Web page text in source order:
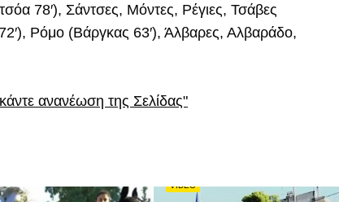
78′), Σάντσες, Μόντες, Ρέγιες, Τσάβες
Ρόμο (Βάργκας 63′), Άλβαρες, Αλβαράδο,
ανανέωση της Σελίδας"
VIDEO